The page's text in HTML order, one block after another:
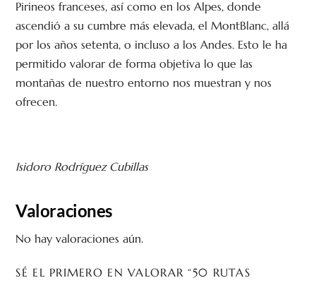
Pirineos franceses, así como en los Alpes, donde
ascendió a su cumbre más elevada, el MontBlanc, allá
por los años setenta, o incluso a los Andes. Esto le ha
permitido valorar de forma objetiva lo que las
montañas de nuestro entorno nos muestran y nos
ofrecen.
Isidoro Rodríguez Cubillas
Valoraciones
No hay valoraciones aún.
SÉ EL PRIMERO EN VALORAR “50 RUTAS